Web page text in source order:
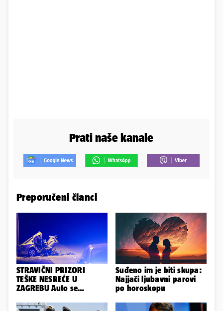
Prati naše kanale
Preporučeni članci
STRAVIČNI PRIZORI
TEŠKE NESREĆE U
ZAGREBU Auto se
poginuo
Suđeno im je biti skupa:
Najjači ljubavni parovi
po horoskopu